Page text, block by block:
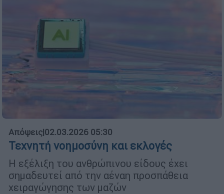
Απόψεις|02.03.2026 05:30
Τεχνητή νοημοσύνη και εκλογές
Η εξέλιξη του ανθρώπινου είδους έχει
σημαδευτεί από την αέναη προσπάθεια
χειραγώγησης των μαζών